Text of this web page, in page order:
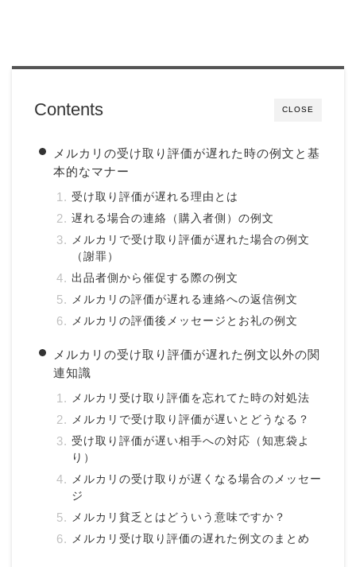
CLOSE
Contents
メルカリの受け取り評価が遅れた時の例文と基
本的なマナー
受け取り評価が遅れる理由とは
遅れる場合の連絡（購入者側）の例文
メルカリで受け取り評価が遅れた場合の例文
（謝罪）
出品者側から催促する際の例文
メルカリの評価が遅れる連絡への返信例文
メルカリの評価後メッセージとお礼の例文
メルカリの受け取り評価が遅れた例文以外の関
連知識
メルカリ受け取り評価を忘れてた時の対処法
メルカリで受け取り評価が遅いとどうなる？
受け取り評価が遅い相手への対応（知恵袋よ
り）
メルカリの受け取りが遅くなる場合のメッセー
ジ
メルカリ貧乏とはどういう意味ですか？
メルカリ受け取り評価の遅れた例文のまとめ